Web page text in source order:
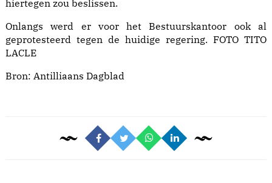
hiertegen zou beslissen.
Onlangs werd er voor het Bestuurskantoor ook al
geprotesteerd tegen de huidige regering. FOTO TITO
LACLE
Bron: Antilliaans Dagblad